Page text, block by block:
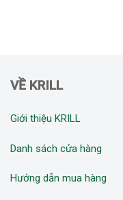
VỀ KRILL
Giới thiệu KRILL
Danh sách cửa hàng
Hướng dẫn mua hàng